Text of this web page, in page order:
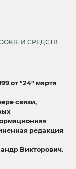
И СРЕДСТВ
от "24" марта
связи,
редакция
Викторович.